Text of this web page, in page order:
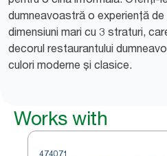
dumneavoastră o experiență
dimensiuni mari cu 3 straturi,
decorul restaurantului
culori moderne și clasice.
Works with
474071